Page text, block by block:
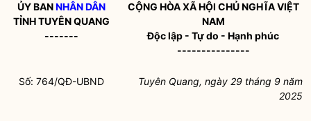
ỦY BANNHÂN DÂN
TỈNH TUYÊN QUANG
-------
CỘNG HÒA XÃ HỘI CHỦ NGHĨA VIỆT
NAM
Độc lập - Tự do - Hạnh phúc
---------------
Số: 764/QĐ-UBND
Tuyên Quang, ngày 29 tháng 9 năm
2025